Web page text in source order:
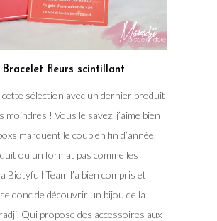
fleurs scintillant
sélection avec un dernier produit
moindres ! Vous le savez, j’aime bien
marquent le coup en fin d’année,
ou un format pas comme les
Biotyfull Team l’a bien compris et
donc de découvrir un bijou de la
Qui propose des accessoires aux